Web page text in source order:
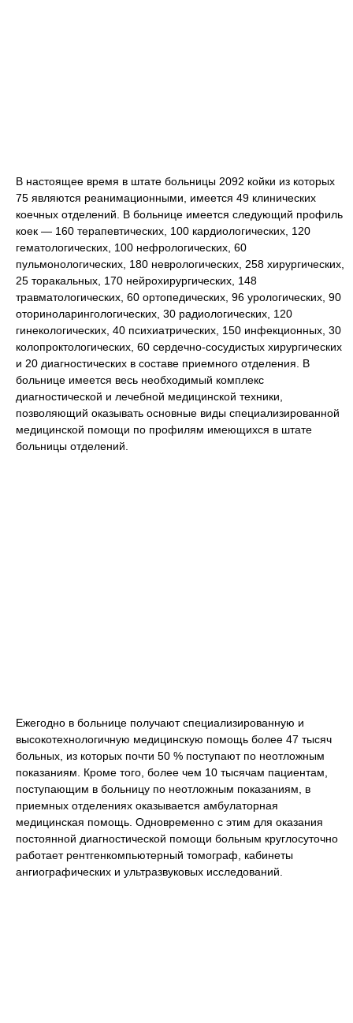
В настоящее время в штате больницы 2092 койки из которых
75 являются реанимационными, имеется 49 клинических
коечных отделений. В больнице имеется следующий профиль
коек — 160 терапевтических, 100 кардиологических, 120
гематологических, 100 нефрологических, 60
пульмонологических, 180 неврологических, 258 хирургических,
25 торакальных, 170 нейрохирургических, 148
травматологических, 60 ортопедических, 96 урологических, 90
оториноларингологических, 30 радиологических, 120
гинекологических, 40 психиатрических, 150 инфекционных, 30
колопроктологических, 60 сердечно-сосудистых хирургических
и 20 диагностических в составе приемного отделения. В
больнице имеется весь необходимый комплекс
диагностической и лечебной медицинской техники,
позволяющий оказывать основные виды специализированной
медицинской помощи по профилям имеющихся в штате
больницы отделений.
Ежегодно в больнице получают специализированную и
высокотехнологичную медицинскую помощь более 47 тысяч
больных, из которых почти 50 % поступают по неотложным
показаниям. Кроме того, более чем 10 тысячам пациентам,
поступающим в больницу по неотложным показаниям, в
приемных отделениях оказывается амбулаторная
медицинская помощь. Одновременно с этим для оказания
постоянной диагностической помощи больным круглосуточно
работает рентгенкомпьютерный томограф, кабинеты
ангиографических и ультразвуковых исследований.